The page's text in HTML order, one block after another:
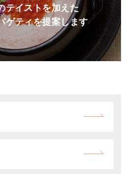
テイストを加えた
ゲティを提案します